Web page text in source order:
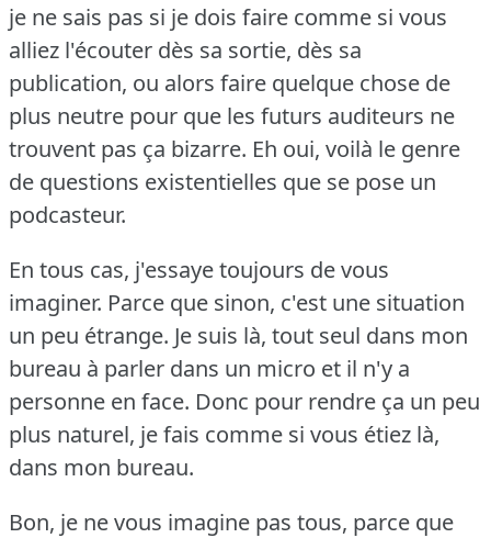
je ne sais pas si je dois faire comme si vous
alliez l'écouter dès sa sortie, dès sa
publication, ou alors faire quelque chose de
plus neutre pour que les futurs auditeurs ne
trouvent pas ça bizarre. Eh oui, voilà le genre
de questions existentielles que se pose un
podcasteur.
En tous cas, j'essaye toujours de vous
imaginer. Parce que sinon, c'est une situation
un peu étrange. Je suis là, tout seul dans mon
bureau à parler dans un micro et il n'y a
personne en face. Donc pour rendre ça un peu
plus naturel, je fais comme si vous étiez là,
dans mon bureau.
Bon, je ne vous imagine pas tous, parce que